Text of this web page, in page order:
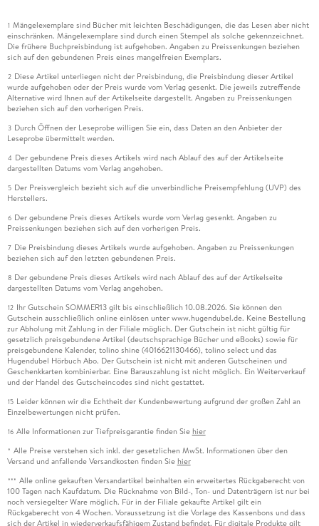
1 Mängelexemplare sind Bücher mit leichten Beschädigungen, die das Lesen aber nicht
einschränken. Mängelexemplare sind durch einen Stempel als solche gekennzeichnet.
Die frühere Buchpreisbindung ist aufgehoben. Angaben zu Preissenkungen beziehen
sich auf den gebundenen Preis eines mangelfreien Exemplars.
2 Diese Artikel unterliegen nicht der Preisbindung, die Preisbindung dieser Artikel
wurde aufgehoben oder der Preis wurde vom Verlag gesenkt. Die jeweils zutreffende
Alternative wird Ihnen auf der Artikelseite dargestellt. Angaben zu Preissenkungen
beziehen sich auf den vorherigen Preis.
3 Durch Öffnen der Leseprobe willigen Sie ein, dass Daten an den Anbieter der
Leseprobe übermittelt werden.
4 Der gebundene Preis dieses Artikels wird nach Ablauf des auf der Artikelseite
dargestellten Datums vom Verlag angehoben.
5 Der Preisvergleich bezieht sich auf die unverbindliche Preisempfehlung (UVP) des
Herstellers.
6 Der gebundene Preis dieses Artikels wurde vom Verlag gesenkt. Angaben zu
Preissenkungen beziehen sich auf den vorherigen Preis.
7 Die Preisbindung dieses Artikels wurde aufgehoben. Angaben zu Preissenkungen
beziehen sich auf den letzten gebundenen Preis.
8 Der gebundene Preis dieses Artikels wird nach Ablauf des auf der Artikelseite
dargestellten Datums vom Verlag angehoben.
12 Ihr Gutschein SOMMER13 gilt bis einschließlich 10.08.2026. Sie können den
Gutschein ausschließlich online einlösen unter www.hugendubel.de. Keine Bestellung
zur Abholung mit Zahlung in der Filiale möglich. Der Gutschein ist nicht gültig für
gesetzlich preisgebundene Artikel (deutschsprachige Bücher und eBooks) sowie für
preisgebundene Kalender, tolino shine (4016621130466), tolino select und das
Hugendubel Hörbuch Abo. Der Gutschein ist nicht mit anderen Gutscheinen und
Geschenkkarten kombinierbar. Eine Barauszahlung ist nicht möglich. Ein Weiterverkauf
und der Handel des Gutscheincodes sind nicht gestattet.
15 Leider können wir die Echtheit der Kundenbewertung aufgrund der großen Zahl an
Einzelbewertungen nicht prüfen.
16 Alle Informationen zur Tiefpreisgarantie finden Sie hier
* Alle Preise verstehen sich inkl. der gesetzlichen MwSt. Informationen über den
Versand und anfallende Versandkosten finden Sie hier
*** Alle online gekauften Versandartikel beinhalten ein erweitertes Rückgaberecht von
100 Tagen nach Kaufdatum. Die Rücknahme von Bild-, Ton- und Datenträgern ist nur bei
noch versiegelter Ware möglich. Für in der Filiale gekaufte Artikel gilt ein
Rückgaberecht von 4 Wochen. Voraussetzung ist die Vorlage des Kassenbons und dass
sich der Artikel in wiederverkaufsfähigem Zustand befindet. Für digitale Produkte gilt